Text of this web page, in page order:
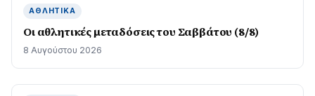
ΑΘΛΗΤΙΚΆ
Οι αθλητικές μεταδόσεις του Σαββάτου (8/8)
8 Αυγούστου 2026